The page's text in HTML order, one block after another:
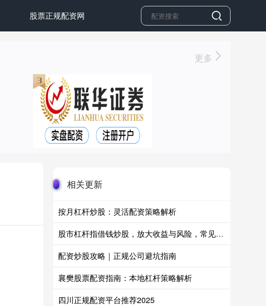
股票正规配资网
更多
相关更新
按月杠杆炒股：灵活配资策略解析
股市杠杆指借钱炒股，放大收益与风险，常见于融资融券或配资交易。
配资炒股攻略｜正规公司避坑指南
襄樊股票配资指南：本地杠杆策略解析
四川正规配资平台推荐2025